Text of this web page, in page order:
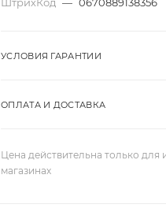
УСЛОВИЯ ГАРАНТИИ
ОПЛАТА И ДОСТАВКА
Цена действительна только для
магазинах